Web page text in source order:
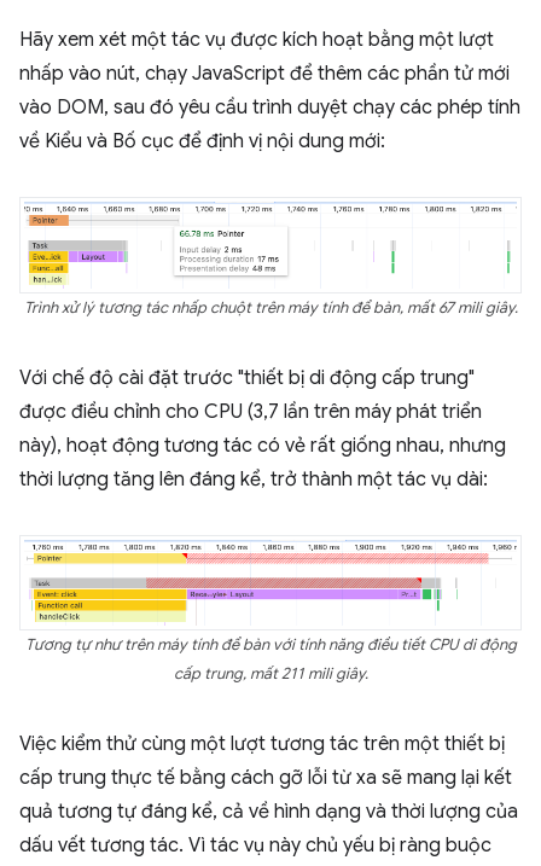
Hãy xem xét một tác vụ được kích hoạt bằng một lượt
nhấp vào nút, chạy JavaScript để thêm các phần tử mới
vào DOM, sau đó yêu cầu trình duyệt chạy các phép tính
về Kiểu và Bố cục để định vị nội dung mới:
Trình xử lý tương tác nhấp chuột trên máy tính để bàn, mất 67 mili giây.
Với chế độ cài đặt trước "thiết bị di động cấp trung"
được điều chỉnh cho CPU (3,7 lần trên máy phát triển
này), hoạt động tương tác có vẻ rất giống nhau, nhưng
thời lượng tăng lên đáng kể, trở thành một tác vụ dài:
Tương tự như trên máy tính để bàn với tính năng điều tiết CPU di động
cấp trung, mất 211 mili giây.
Việc kiểm thử cùng một lượt tương tác trên một thiết bị
cấp trung thực tế bằng cách gỡ lỗi từ xa sẽ mang lại kết
quả tương tự đáng kể, cả về hình dạng và thời lượng của
dấu vết tương tác. Vì tác vụ này chủ yếu bị ràng buộc